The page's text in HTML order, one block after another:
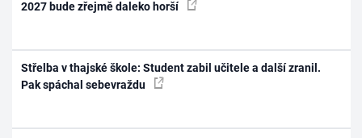
2027 bude zřejmě daleko horší
Střelba v thajské škole: Student zabil učitele a další zranil.
Pak spáchal sebevraždu